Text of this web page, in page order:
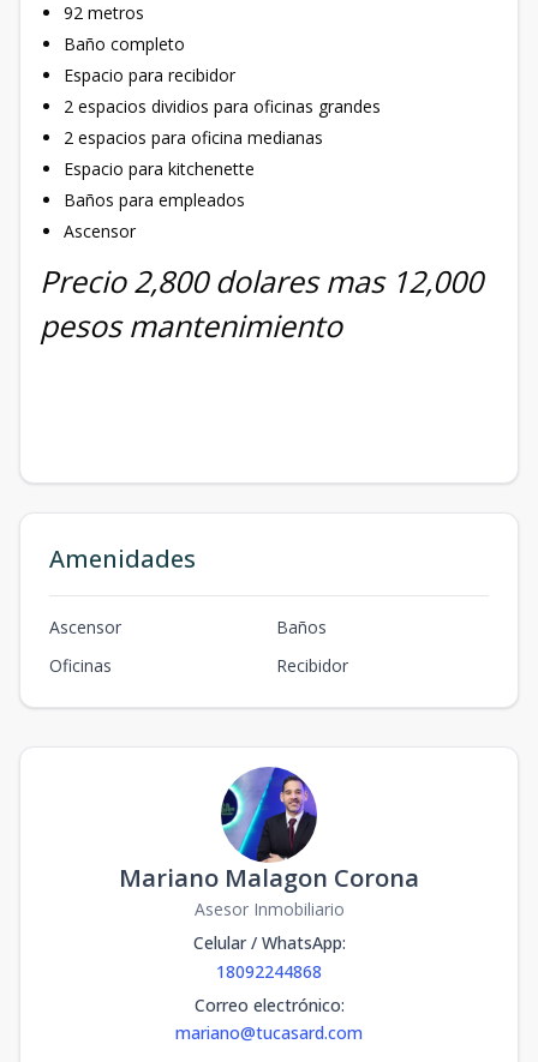
92 metros
Baño completo
Espacio para recibidor
2 espacios dividios para oficinas grandes
2 espacios para oficina medianas
Espacio para kitchenette
Baños para empleados
Ascensor
Precio 2,800 dolares mas 12,000
pesos mantenimiento
Amenidades
Ascensor
Baños
Oficinas
Recibidor
Mariano Malagon Corona
Asesor Inmobiliario
Celular / WhatsApp:
18092244868
Correo electrónico:
mariano@tucasard.com